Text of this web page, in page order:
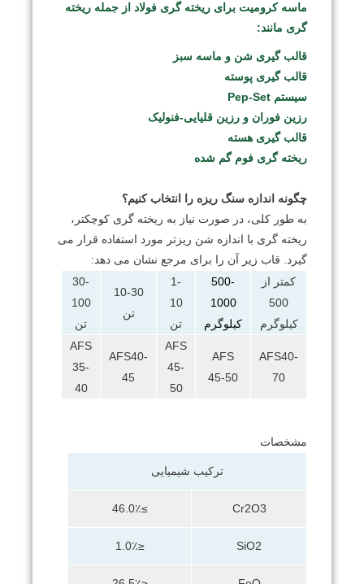
ماسه کرومیت برای ریخته گری فولاد از جمله ریخته
گری مانند:
قالب گیری شن و ماسه سبز
قالب گیری پوسته
سیستم Pep-Set
رزین فوران و رزین قلیایی-فنولیک
قالب گیری هسته
ریخته گری فوم گم شده
چگونه اندازه سنگ ریزه را انتخاب کنیم؟
به طور کلی، در صورت نیاز به ریخته گری کوچکتر،
ریخته گری با اندازه شن ریزتر مورد استفاده قرار می
گیرد. قاب زیر آن را برای مرجع نشان می دهد:
کمتر از
500
کیلوگرم
500-
1000
کیلوگرم
1-
10
تن
10-30
تن
30-
100
تن
AFS40-
70
AFS
45-50
AFS
45-
50
AFS40-
45
AFS
35-
40
مشخصات
ترکیب شیمیایی
Cr2O3 ≥46.0٪
SiO2 ≤1.0٪